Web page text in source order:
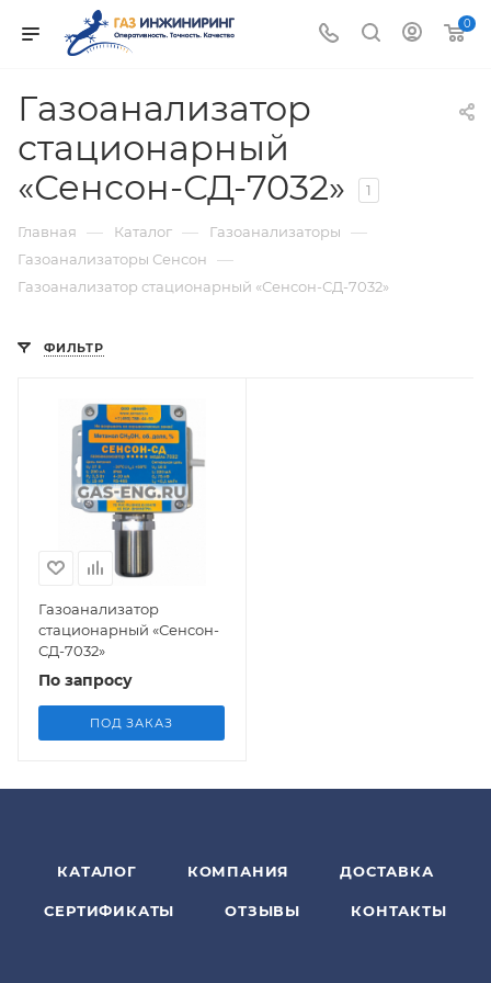
0
Газоанализатор
стационарный
«Сенсон-СД-7032»
1
Главная — Каталог — Газоанализаторы —
Газоанализаторы Сенсон —
Газоанализатор стационарный «Сенсон-СД-7032»
ФИЛЬТР
Газоанализатор
стационарный «Сенсон-
СД-7032»
По запросу
ПОД ЗАКАЗ
КАТАЛОГ КОМПАНИЯ ДОСТАВКА
СЕРТИФИКАТЫ ОТЗЫВЫ КОНТАКТЫ